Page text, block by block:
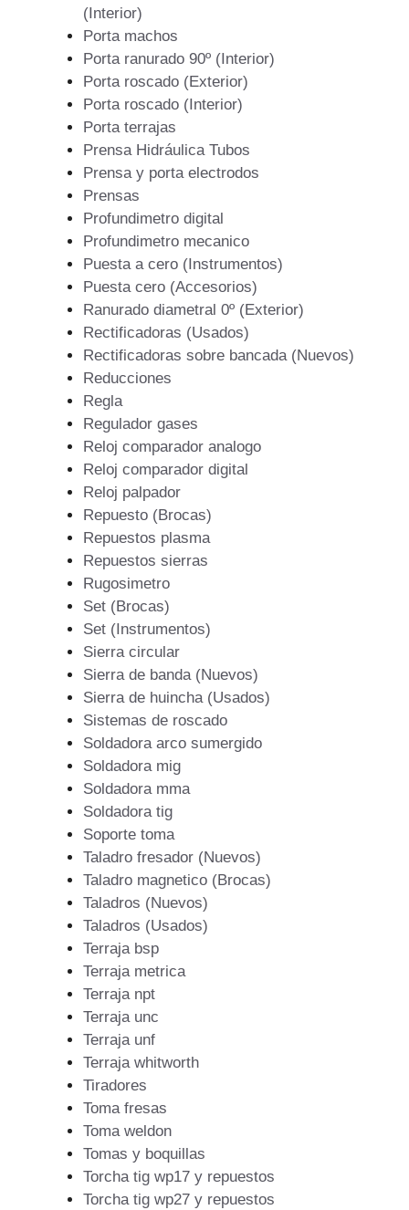
(Interior)
Porta machos
Porta ranurado 90º (Interior)
Porta roscado (Exterior)
Porta roscado (Interior)
Porta terrajas
Prensa Hidráulica Tubos
Prensa y porta electrodos
Prensas
Profundimetro digital
Profundimetro mecanico
Puesta a cero (Instrumentos)
Puesta cero (Accesorios)
Ranurado diametral 0º (Exterior)
Rectificadoras (Usados)
Rectificadoras sobre bancada (Nuevos)
Reducciones
Regla
Regulador gases
Reloj comparador analogo
Reloj comparador digital
Reloj palpador
Repuesto (Brocas)
Repuestos plasma
Repuestos sierras
Rugosimetro
Set (Brocas)
Set (Instrumentos)
Sierra circular
Sierra de banda (Nuevos)
Sierra de huincha (Usados)
Sistemas de roscado
Soldadora arco sumergido
Soldadora mig
Soldadora mma
Soldadora tig
Soporte toma
Taladro fresador (Nuevos)
Taladro magnetico (Brocas)
Taladros (Nuevos)
Taladros (Usados)
Terraja bsp
Terraja metrica
Terraja npt
Terraja unc
Terraja unf
Terraja whitworth
Tiradores
Toma fresas
Toma weldon
Tomas y boquillas
Torcha tig wp17 y repuestos
Torcha tig wp27 y repuestos